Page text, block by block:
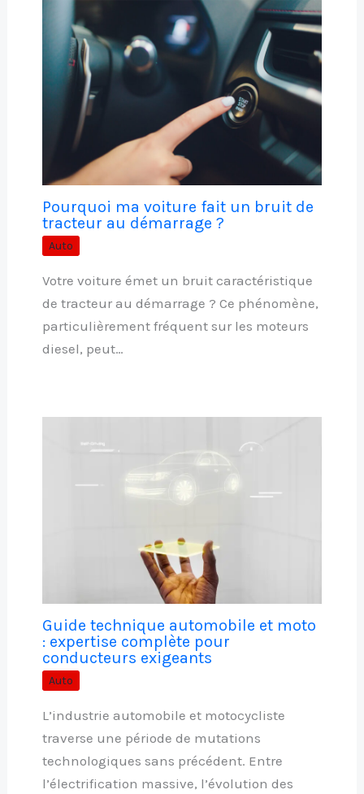
Pourquoi ma voiture fait un bruit de
tracteur au démarrage ?
Auto
Votre voiture émet un bruit caractéristique
de tracteur au démarrage ? Ce phénomène,
particulièrement fréquent sur les moteurs
diesel, peut…
Guide technique automobile et moto
: expertise complète pour
conducteurs exigeants
Auto
L’industrie automobile et motocycliste
traverse une période de mutations
technologiques sans précédent. Entre
l’électrification massive, l’évolution des